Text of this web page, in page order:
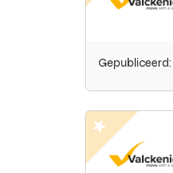
Gepubliceerd: